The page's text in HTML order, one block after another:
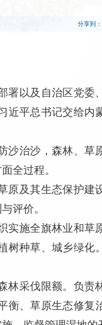
分享到：
署以及自治区党委
近平总书记交给内
沙治沙，森林、草
全过程。
原及其生态保护建
评价。
实施全旗林业和草
树种草、城乡绿化
林采伐限额。负责
衡、草原生态修复